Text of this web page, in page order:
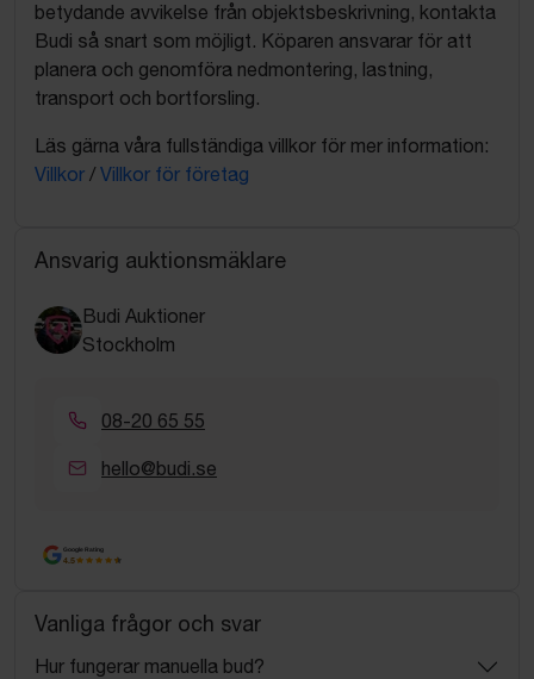
betydande avvikelse från objektsbeskrivning, kontakta
Budi så snart som möjligt. Köparen ansvarar för att
planera och genomföra nedmontering, lastning,
transport och bortforsling.
Läs gärna våra fullständiga villkor för mer information:
Villkor / Villkor för företag
Ansvarig auktionsmäklare
Budi Auktioner
Stockholm
08-20 65 55
hello@budi.se
Google Rating
4.5
Vanliga frågor och svar
Hur fungerar manuella bud?